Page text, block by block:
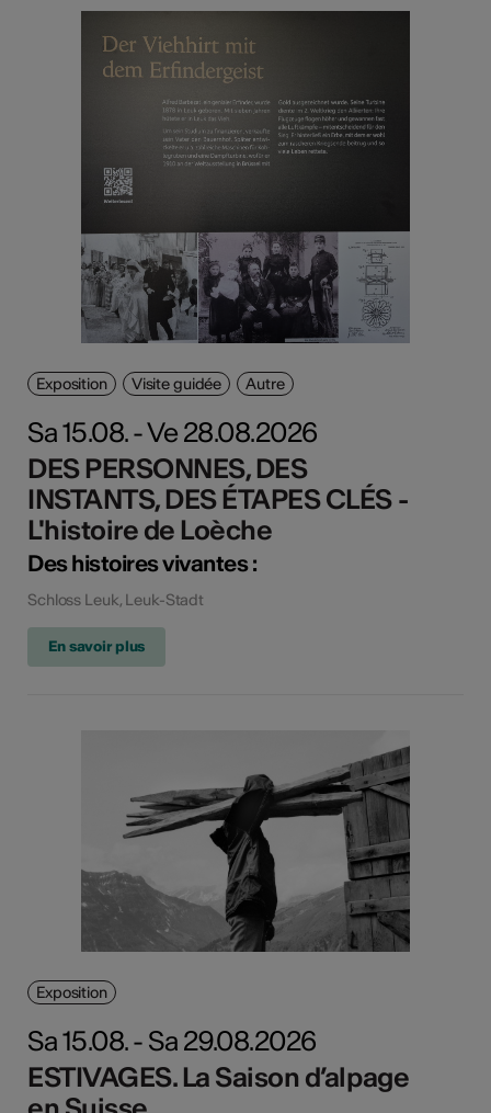
Exposition Visite guidée Autre
Sa 15.08. - Ve 28.08.2026
DES PERSONNES, DES
INSTANTS, DES ÉTAPES CLÉS -
L'histoire de Loèche
Des histoires vivantes :
Schloss Leuk, Leuk-Stadt
En savoir plus
Exposition
Sa 15.08. - Sa 29.08.2026
ESTIVAGES. La Saison d’alpage